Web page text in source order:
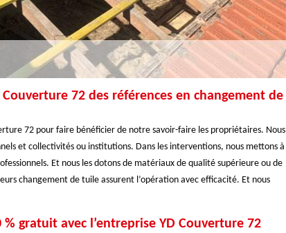
72 des références en changement de
72 pour faire bénéficier de notre savoir-faire les propriétaires. Nous
et collectivités ou institutions. Dans les interventions, nous mettons à
Et nous les dotons de matériaux de qualité supérieure ou de
changement de tuile assurent l’opération avec efficacité. Et nous
gratuit avec l’entreprise YD Couverture 72